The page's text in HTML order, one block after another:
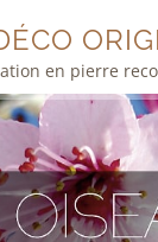
en pierre
Déco jardin BAIN
français de